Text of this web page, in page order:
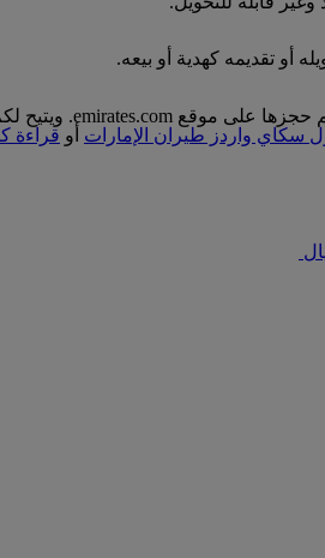
أو تقديمه كهدية أو بيعه.
سكاي واردز طيران الإمارات أو قراءة